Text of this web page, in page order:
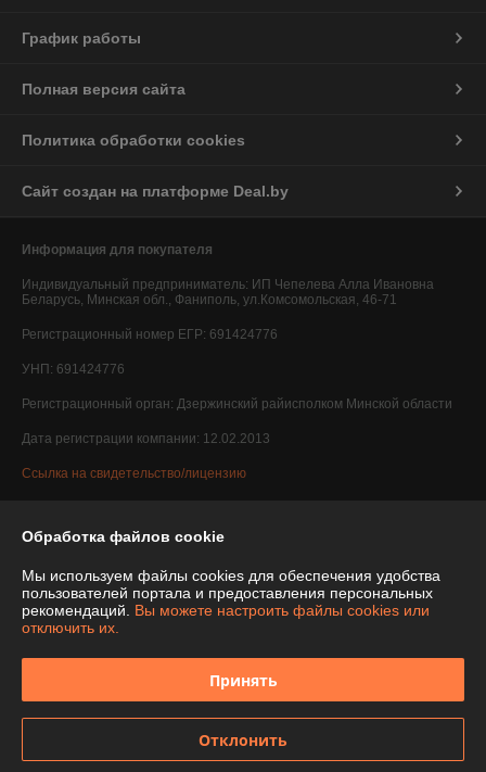
График работы
Полная версия сайта
Политика обработки cookies
Сайт создан на платформе Deal.by
Информация для покупателя
Индивидуальный предприниматель: ИП Чепелева Алла Ивановна
Беларусь, Минская обл., Фаниполь, ул.Комсомольская, 46-71
Регистрационный номер ЕГР: 691424776
УНП: 691424776
Регистрационный орган: Дзержинский райисполком Минской области
Дата регистрации компании: 12.02.2013
Ссылка на свидетельство/лицензию
Обработка файлов cookie
Мы используем файлы cookies для обеспечения удобства
пользователей портала и предоставления персональных
рекомендаций. Вы можете настроить файлы cookies или
отключить их.
Принять
Отклонить